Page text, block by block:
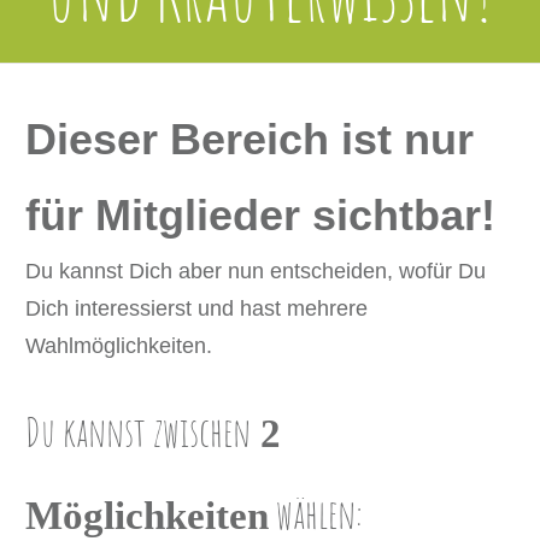
Dieser Bereich ist nur
für Mitglieder sichtbar!
Du kannst Dich aber nun entscheiden, wofür Du
Dich interessierst und hast mehrere
Wahlmöglichkeiten.
Du kannst zwischen 2
Möglichkeiten wählen: